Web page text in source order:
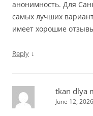
анонимность. Для
самых лучших
имеет хорошие
Reply ↓
tkan dlya
June 12,